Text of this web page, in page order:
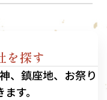
を探す
、鎮座地、お祭り
す。